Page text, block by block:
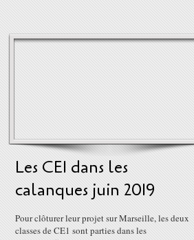
Les CE1 dans les
calanques juin 2019
Pour clôturer leur projet sur Marseille, les deux
classes de CE1 sont parties dans les